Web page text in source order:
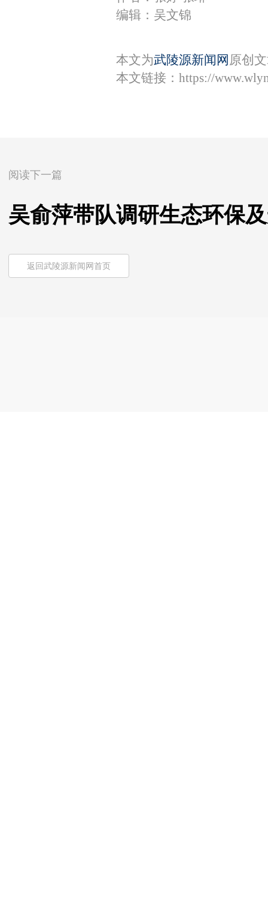
编辑：吴文锦
本文为武陵源新闻网 原创
本文链接： https://
阅读下一篇
吴俞萍带队调研生态环保
返回武陵源新闻网首页